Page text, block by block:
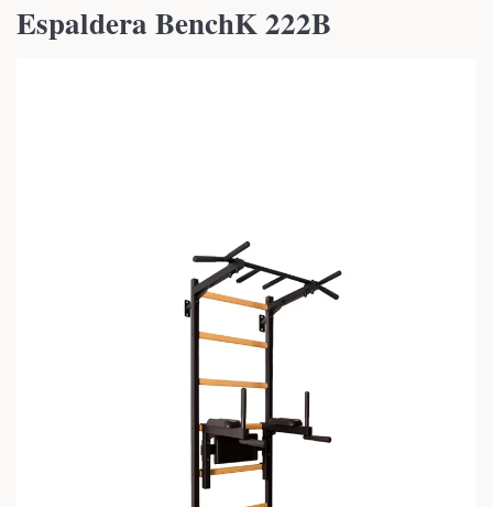
Espaldera BenchK 222B